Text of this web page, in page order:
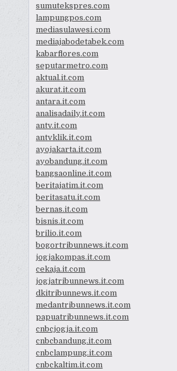
sumutekspres.com
lampungpos.com
mediasulawesi.com
mediajabodetabek.com
kabarflores.com
seputarmetro.com
aktual.it.com
akurat.it.com
antara.it.com
analisadaily.it.com
antv.it.com
antvklik.it.com
ayojakarta.it.com
ayobandung.it.com
bangsaonline.it.com
beritajatim.it.com
beritasatu.it.com
bernas.it.com
bisnis.it.com
brilio.it.com
bogortribunnews.it.com
jogjakompas.it.com
cekaja.it.com
jogjatribunnews.it.com
dkitribunnews.it.com
medantribunnews.it.com
papuatribunnews.it.com
cnbcjogja.it.com
cnbcbandung.it.com
cnbclampung.it.com
cnbckaltim.it.com